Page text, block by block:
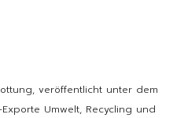
veröffentlicht unter dem
Umwelt, Recycling und